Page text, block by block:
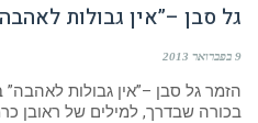
גל סבן –”אין גבולות
9 בפברואר 2013
הזמר גל סבן –”אין גבולות
בכורה שבדרך, למילים של ראובן